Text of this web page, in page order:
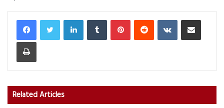
LinkedInTumblr PinterestReddit VKontakteShare via Email
Print
Related Articles